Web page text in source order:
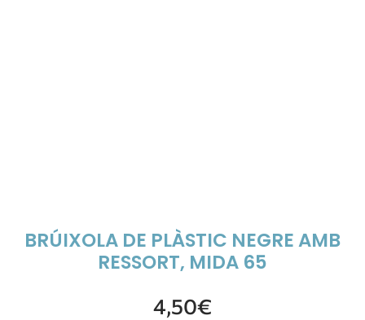
BRÚIXOLA DE PLÀSTIC NEGRE AMB
RESSORT, MIDA 65
4,50€